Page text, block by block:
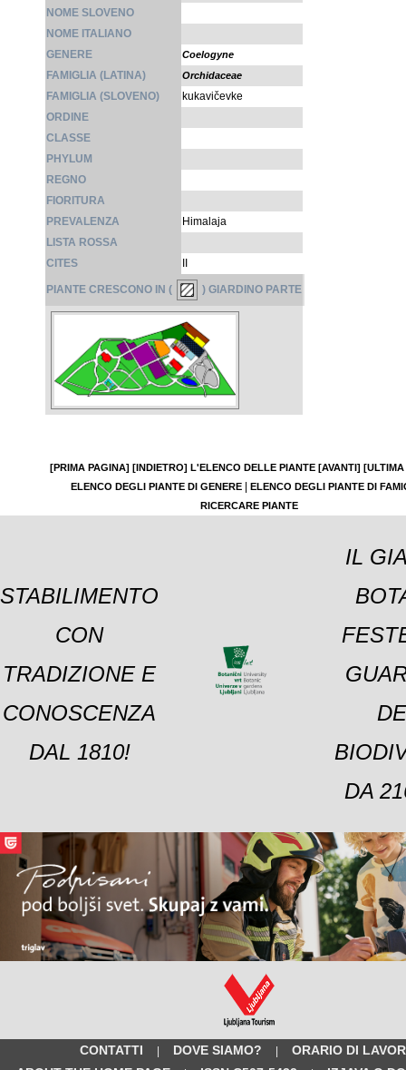
NOME SLOVENO
NOME ITALIANO
GENERE
Coelogyne
FAMIGLIA (LATINA) Orchidaceae
FAMIGLIA (SLOVENO)
kukavičevke
ORDINE
CLASSE
PHYLUM
REGNO
FIORITURA
PREVALENZA
Himalaja
LISTA ROSSA
CITES
PIANTE CRESCONO IN ( ) GIARDINO PARTE
[PRIMA PAGINA] [INDIETRO] L'ELENCO DELLE PIANTE [AVANTI]
ELENCO DEGLI PIANTE DI GENERE
ELENCO DEGLI PIANTE DI
RICERCARE PIANTE
STABILIMENTO
CON
TRADIZIONE E
CONOSCENZA
DAL 1810!
IL
DA
CONTATTI | DOVE SIAMO? |
ORARIO DI